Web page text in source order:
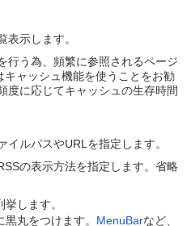
表示します。
行う為、頻繁に参照されるページ
ャッシュ機能を使うことをお勧
度に応じてキャッシュの生存時間
イルパスやURLを指定します。
の表示方法を指定します。省略
します。
丸をつけます。 MenuBarなど、